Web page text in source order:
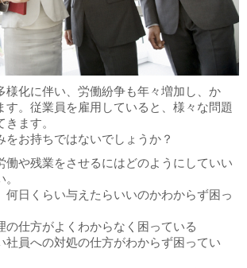
様化に伴い、労働紛争も年々増加し、か
す。従業員を雇用していると、様々な問題
ます。
をお持ちではないでしょうか？
働や残業をさせるにはどのようにしていい
何日くらい与えたらいいのかわからず困っ
の仕方がよくわからなく困っている
社員への対処の仕方がわからず困ってい